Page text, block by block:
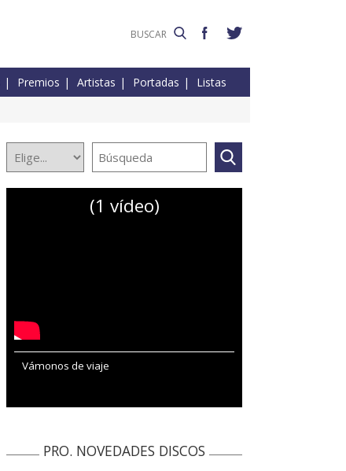
Premios Artistas Portadas Listas
(1 vídeo)
Vámonos de viaje
PRO. NOVEDADES DISCOS